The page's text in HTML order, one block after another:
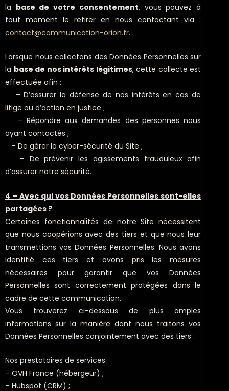
la base de votre consentement, vous pouvez à
tout moment le retirer en nous contactant via :
contact@communication-orion.fr.
Lorsque nous collectons des Données Personnelles sur
la base de nos intérêts légitimes, cette collecte est
effectuée afin :
– D’assurer la défense de nos intérêts en cas de
litige ou d’action en justice ;
– Répondre aux demandes des personnes nous
ayant contactés ;
– De gérer la cyber-sécurité du Site ;
– De prévenir les agissements frauduleux afin
d’assurer notre sécurité.
4 – Avec qui vos Données Personnelles sont-elles
partagées ?
Certaines fonctionnalités de notre Site nécessitent
que nous coopérions avec des tiers et que nous leur
transmettions vos Données Personnelles. Nous avons
identifié ces tiers et avons pris les mesures
nécessaires pour garantir que vos Données
Personnelles sont correctement protégées dans le
cadre de cette communication.
Vous trouverez ci-dessous de plus amples
informations sur la manière dont nous traitons vos
Données Personnelles conjointement avec des tiers :
Nos prestataires de services :
– OVH France (hébergeur) ;
– Hubspot (CRM) ;